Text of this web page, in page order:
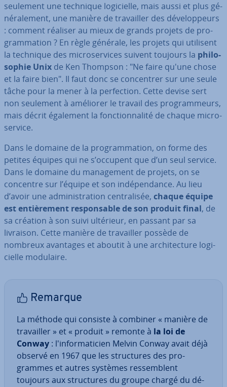
seulement une technique lo­gi­cielle, mais aussi et plus gé­
né­ra­le­ment, une manière de tra­vail­ler des dé­ve­lop­peurs
: comment réaliser au mieux de grands projets de pro­
gram­ma­tion ? En règle générale, les projets qui utilisent
la technique des mi­cro­ser­vices suivent toujours la phi­lo­
so­phie Unix de Ken Thompson : "Ne faire qu'une chose
et la faire bien". Il faut donc se con­cen­trer sur une seule
tâche pour la mener à la per­fec­tion. Cette devise sert
non seulement à améliorer le travail des pro­gram­meurs,
mais décrit également la fonc­tion­na­lité de chaque mi­cro­
ser­vice.
Dans le domaine de la pro­gram­ma­tion, on forme des
petites équipes qui ne s’occupent que d’un seul service.
Dans le domaine du ma­na­ge­ment de projets, on se
concentre sur l’équipe et son in­dé­pen­dance. Au lieu
d’avoir une ad­mi­nis­tra­tion cen­tra­li­sée, chaque équipe
est en­tiè­re­ment res­pon­sable de son produit final, de
sa création à son suivi ultérieur, en passant par sa
livraison. Cette manière de tra­vail­ler possède de
nombreux avantages et aboutit à une ar­chi­tec­ture lo­gi­
cielle modulaire.
Remarque
La méthode qui consiste à combiner « manière de
tra­vail­ler » et « produit » remonte à la loi de
Conway : l'in­for­ma­ti­cien Melvin Conway avait déjà
observé en 1967 que les struc­tures des pro­
grammes et autres systèmes res­semblent
toujours aux struc­tures du groupe chargé du dé­